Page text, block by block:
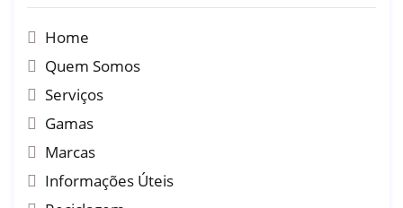
Home
Quem Somos
Serviços
Gamas
Marcas
Informações Úteis